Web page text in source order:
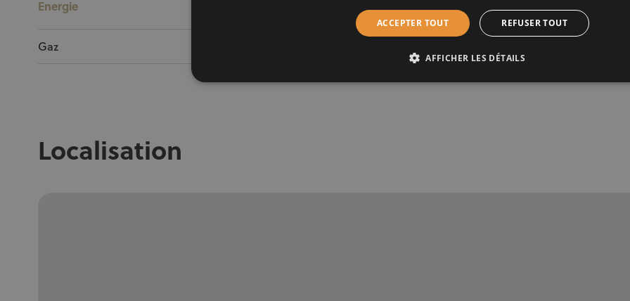
Energie
Gaz
Eco
Localisation
ACCEPTER TOUT REFUSER TOUT
AFFICHER LES DÉTAILS